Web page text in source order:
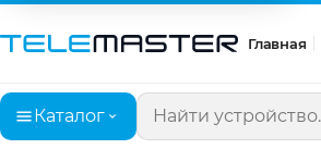
Главная
Каталог
Поиск по сайту